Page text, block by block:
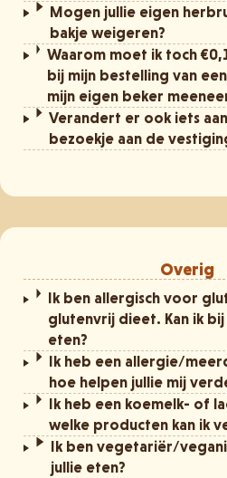
Mogen jullie eigen
bakje weigeren?
Waarom moet ik toch
bij mijn bestelling van
mijn eigen beker
Verandert er ook iets
bezoekje aan de
Overig
Ik ben allergisch voor
glutenvrij dieet. Kan ik
eten?
Ik heb een allergie/
hoe helpen jullie mij
Ik heb een koemelk- of
welke producten kan ik
Ik ben vegetariër/
jullie eten?